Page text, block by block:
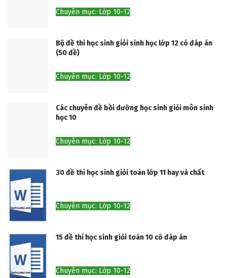
Chuyên mục: Lớp 10-12
Bộ đề thi học sinh giỏi sinh học lớp 12 có đáp án
(50 đề)
Chuyên mục: Lớp 10-12
Các chuyên đề bồi dưỡng học sinh giỏi môn sinh
học 10
Chuyên mục: Lớp 10-12
30 đề thi học sinh giỏi toán lớp 11 hay và chất
Chuyên mục: Lớp 10-12
15 đề thi học sinh giỏi toán 10 có đáp án
Chuyên mục: Lớp 10-12